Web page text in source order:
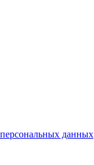
данных